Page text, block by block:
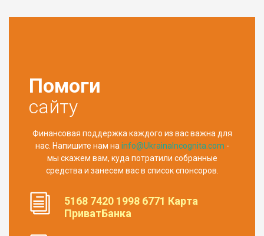
Помоги
сайту
Финансовая поддержка каждого из вас важна для
нас. Напишите нам на info@UkrainaIncognita.com -
мы скажем вам, куда потратили собранные
средства и занесем вас в список спонсоров.
5168 7420 1998 6771 Карта
ПриватБанка